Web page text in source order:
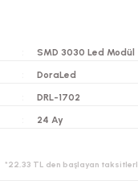
SMD 3030 Led Modül
DoraLed
DRL-1702
24 Ay
*22,33 TL den başlayan